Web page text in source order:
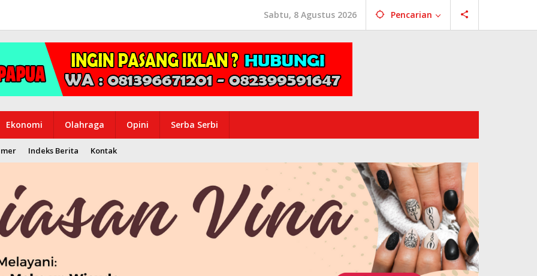
Sabtu, 8 Agustus 2026 Pencarian
Ekonomi Olahraga Opini Serba Serbi
Indeks Berita Kontak